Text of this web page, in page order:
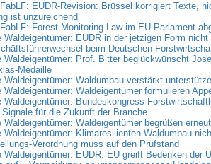
EUDR-Revision: Brüssel korrigiert Texte,
ist unzureichend
Forest Monitoring Law im EU-Parlament
Waldeigentümer: EUDR in der jetzigen Form
beim Deutschen
Waldeigentümer: Prof. Bitter beglückwünscht
Medaille
Waldeigentümer: Waldumbau verstärkt
Waldeigentümer: Waldeigentümer formulieren
Waldeigentümer: Bundeskongress
für die Zukunft der Branche
Waldeigentümer: Waldeigentümer begrüßen
Waldeigentümer: Klimaresilienten Waldumbau
Verordnung muss auf den Prüfstand
Waldeigentümer: EUDR: EU greift Bedenken der